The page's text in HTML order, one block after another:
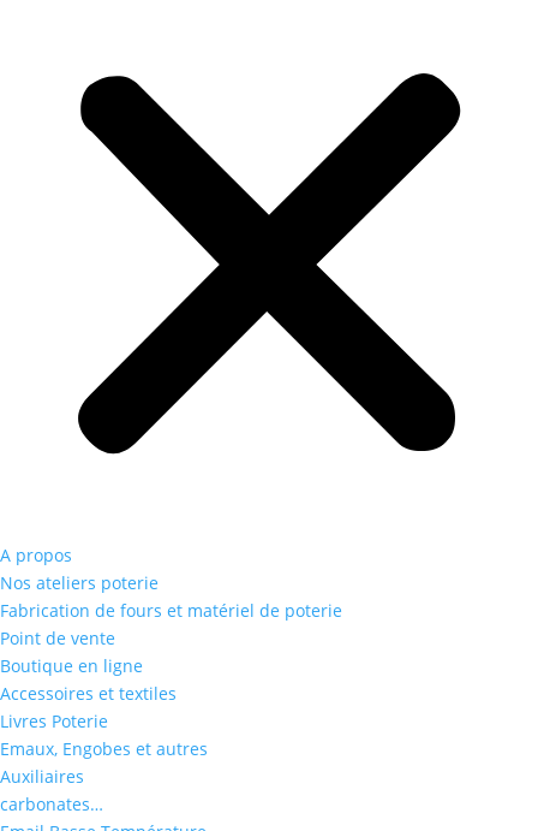
A propos
Nos ateliers poterie
Fabrication de fours et matériel de poterie
Point de vente
Boutique en ligne
Accessoires et textiles
Livres Poterie
Emaux, Engobes et autres
Auxiliaires
carbonates…